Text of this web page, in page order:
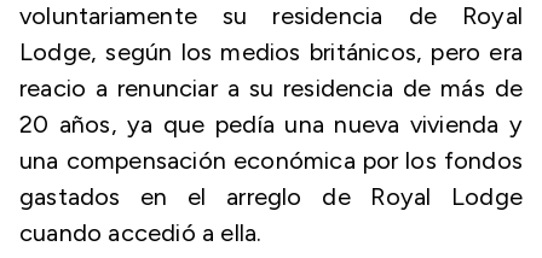
voluntariamente su residencia de Royal
Lodge, según los medios británicos, pero era
reacio a renunciar a su residencia de más de
20 años, ya que pedía una nueva vivienda y
una compensación económica por los fondos
gastados en el arreglo de Royal Lodge
cuando accedió a ella.